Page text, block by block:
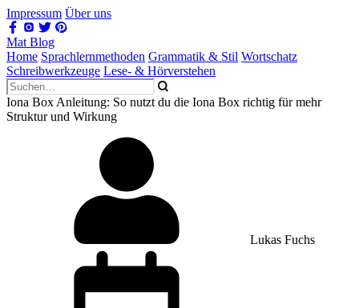
Impressum Über uns
Mat Blog
Home Sprachlernmethoden Grammatik & Stil Wortschatz
Schreibwerkzeuge Lese- & Hörverstehen
Iona Box Anleitung: So nutzt du die Iona Box richtig für mehr
Struktur und Wirkung
Lukas Fuchs